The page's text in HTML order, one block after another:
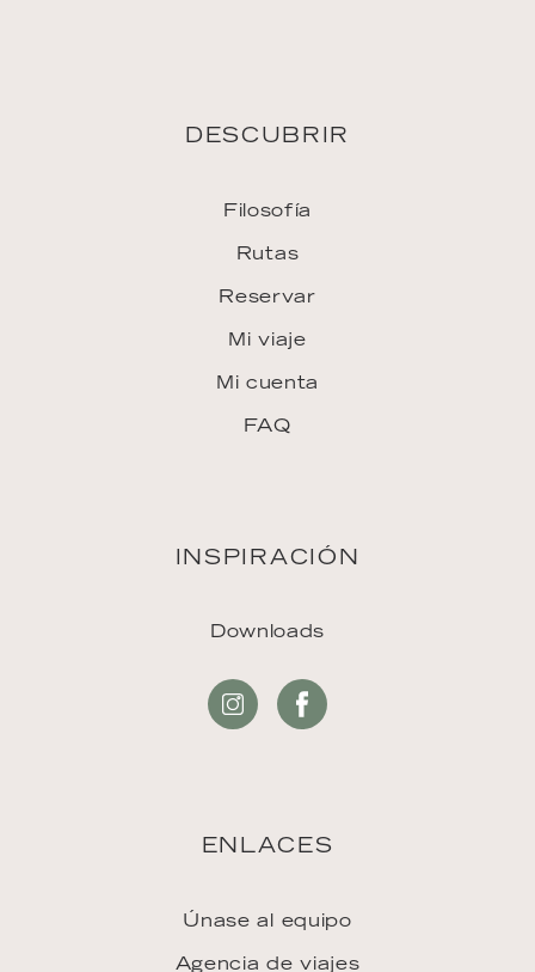
DESCUBRIR
Filosofía
Rutas
Reservar
Mi viaje
Mi cuenta
FAQ
INSPIRACIÓN
Downloads
ENLACES
Únase al equipo
Agencia de viajes